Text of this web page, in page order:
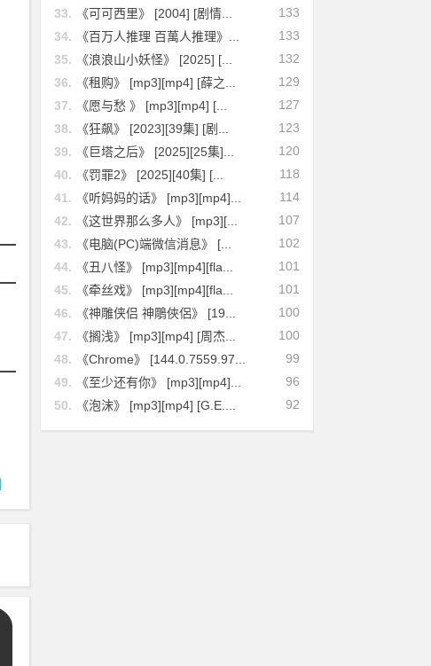
133
33.
《可可西里》 [2004] [剧情...
133
34.
《百万人推理 百萬人推理》...
132
35.
《浪浪山小妖怪》 [2025] [...
129
36.
《租购》 [mp3][mp4] [薛之...
127
37.
《愿与愁 》 [mp3][mp4] [...
123
38.
《狂飙》 [2023][39集] [剧...
120
39.
《巨塔之后》 [2025][25集]...
118
40.
《罚罪2》 [2025][40集] [...
114
41.
《听妈妈的话》 [mp3][mp4]...
107
42.
《这世界那么多人》 [mp3][...
102
43.
《电脑(PC)端微信消息》 [...
101
44.
《丑八怪》 [mp3][mp4][fla...
101
45.
《牵丝戏》 [mp3][mp4][fla...
100
46.
《神雕侠侣 神鵰俠侶》 [19...
100
47.
《搁浅》 [mp3][mp4] [周杰...
99
48.
《Chrome》 [144.0.7559.97...
96
49.
《至少还有你》 [mp3][mp4]...
92
50. 《泡沫》 [mp3][mp4] [G.E....